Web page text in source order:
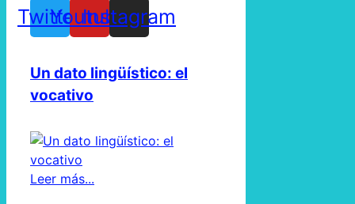
TwitterYoutube
Instagram
Un dato lingüístico: el
vocativo
Leer más...